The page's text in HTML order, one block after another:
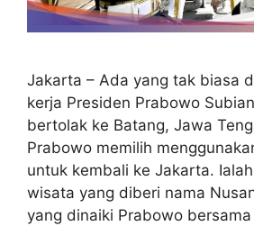
Jakarta – Ada yang tak biasa
kerja Presiden Prabowo
bertolak ke Batang, Jawa
Prabowo memilih
untuk kembali ke Jakarta.
wisata yang diberi nama
yang dinaiki Prabowo